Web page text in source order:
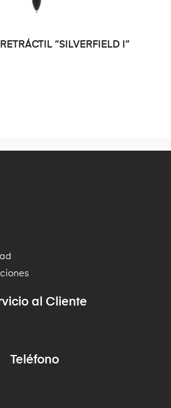
“SILVERFIELD I”
al Cliente
Teléfono